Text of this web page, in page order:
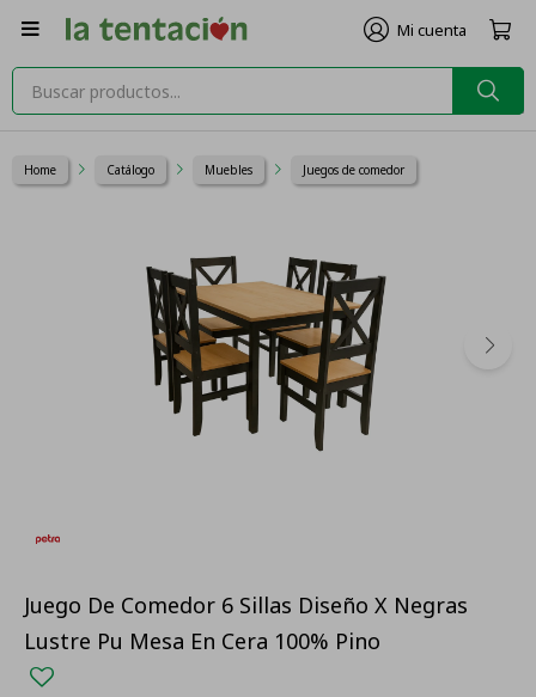

Home Catálogo Muebles Juegos de comedor
Juego De Comedor 6 Sillas Diseño X Negras
Lustre Pu Mesa En Cera 100% Pino